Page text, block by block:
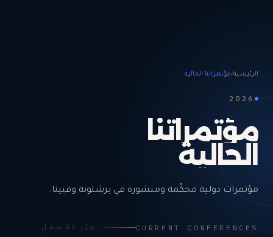
الرئيسية/مؤتمراتنا الحالية
2026
مؤتمراتنا
الحالية
مؤتمرات دولية محكّمة ومنشورة في برشلونة وفيينا.
CURRENT CONFERENCES مرّر للأسفل